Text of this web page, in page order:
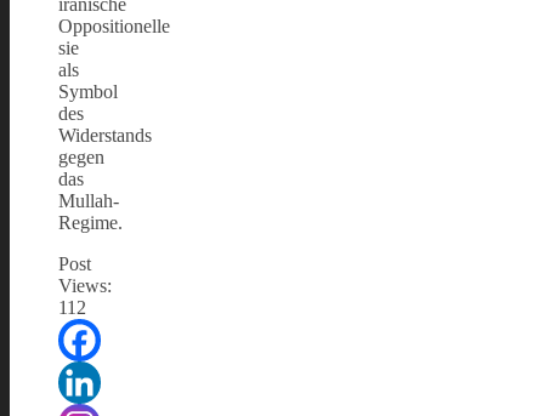
Oppositionelle
sie
als
Symbol
des
Widerstands
gegen
das
Mullah-
Regime.
Post
Views:
112